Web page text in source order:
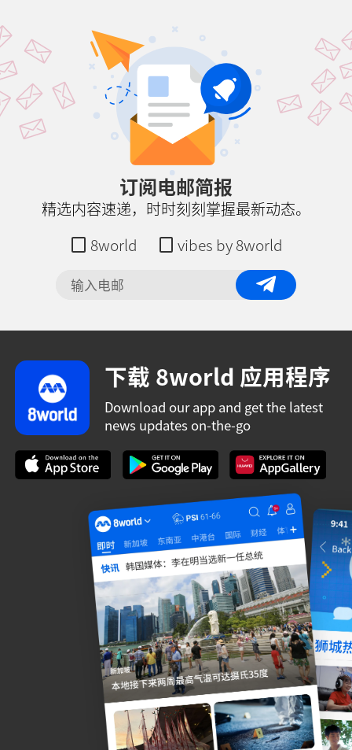
订阅电邮简报
精选内容速递，时时刻刻掌握最新动态。
8world
vibes by 8world
下载 8world 应用程序
Download our app and get the latest
news updates on-the-go